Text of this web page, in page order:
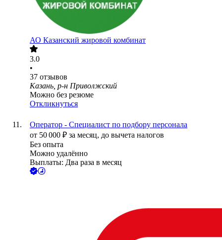
АО Казанский жировой комбинат
3.0
•
37 отзывов
Казань, р-н Приволжский
Можно без резюме
Откликнуться
Оператор - Cпециалист по подбору персонала
от 50 000 ₽ за месяц, до вычета налогов
Без опыта
Можно удалённо
Выплаты: Два раза в месяц